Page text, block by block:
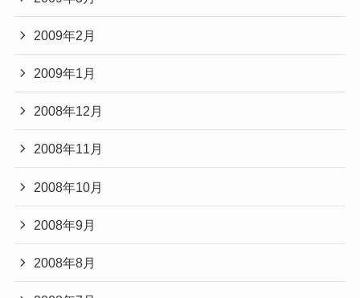
2009年2月
2009年1月
2008年12月
2008年11月
2008年10月
2008年9月
2008年8月